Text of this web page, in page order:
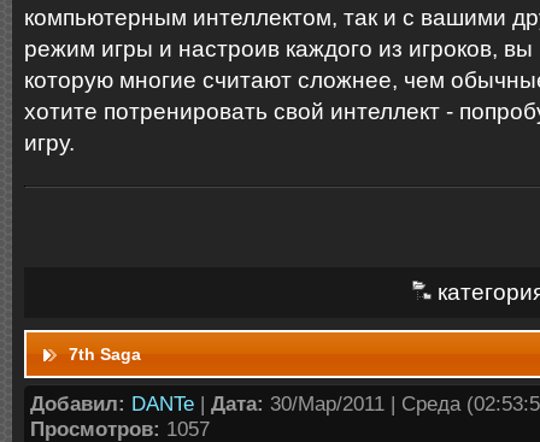
компьютерным интеллектом, так и с вашими
режим игры и настроив каждого из игроков, вы
которую многие считают сложнее, чем
хотите потренировать свой интеллект -
игру.
7th Saga
Добавил: DANTe | Дата: 30/Мар/2011 | Среда
Просмотров: 1057